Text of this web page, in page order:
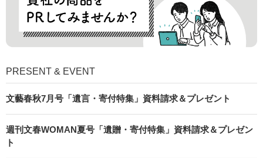
PRESENT & EVENT
文藝春秋7月号「遺言・寄付特集」資料請求＆プレゼント
週刊文春WOMAN夏号「遺贈・寄付特集」資料請求＆プレゼン
ト